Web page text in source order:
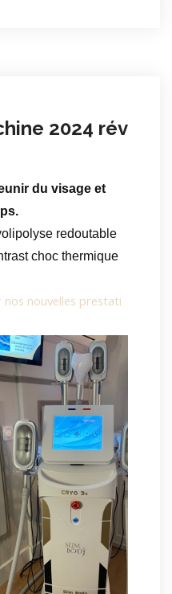
2024 rév
du visage et
redoutable
choc thermique
nouvelles prestati